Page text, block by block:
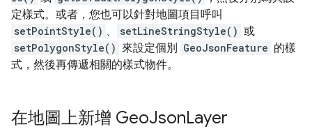
定樣式。或者，您也可以針對地圖項目呼叫
setPointStyle() 、 setLineStringStyle() 或
setPolygonStyle() 來設定個別 GeoJsonFeature 的樣
式，然後再傳遞相關的樣式物件。
在地圖上新增 GeoJsonLayer